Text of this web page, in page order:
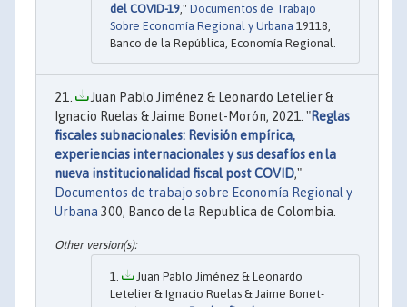
del COVID-19," Documentos de Trabajo
Sobre Economía Regional y Urbana 19118,
Banco de la República, Economía Regional.
Juan Pablo Jiménez & Leonardo Letelier &
Ignacio Ruelas & Jaime Bonet-Morón, 2021. "Reglas
fiscales subnacionales: Revisión empírica,
experiencias internacionales y sus desafíos en la
nueva institucionalidad fiscal post COVID,"
Documentos de trabajo sobre Economía Regional y
Urbana 300, Banco de la Republica de Colombia.
Juan Pablo Jiménez & Leonardo
Letelier & Ignacio Ruelas & Jaime Bonet-